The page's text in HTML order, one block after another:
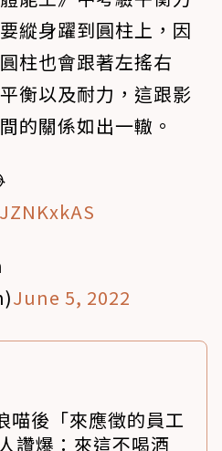
縱身躍到圓柱上，因
柱也會跟著左搖右
衡以及耐力，這跟影
的關係如出一轍。
June 5, 2022
喵後「來應徵的員工
讚爆：來這不喝酒